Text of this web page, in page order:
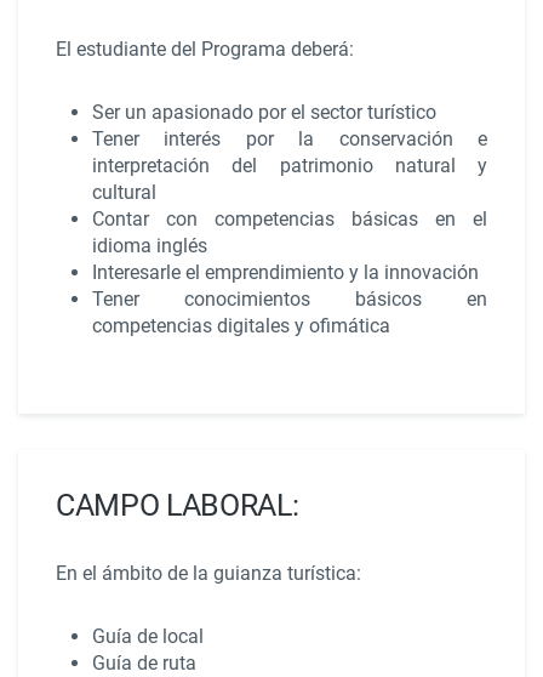
El estudiante del Programa deberá:
Ser un apasionado por el sector turístico
Tener interés por la conservación e
interpretación del patrimonio natural y
cultural
Contar con competencias básicas en el
idioma inglés
Interesarle el emprendimiento y la innovación
Tener conocimientos básicos en
competencias digitales y ofimática
CAMPO LABORAL:
En el ámbito de la guianza turística:
Guía de local
Guía de ruta